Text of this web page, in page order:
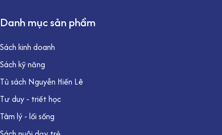
Danh mục sản phẩm
Sách kinh doanh
Sách kỹ năng
Tủ sách Nguyễn Hiến Lê
Tư duy - triết học
Tâm lý - lối sống